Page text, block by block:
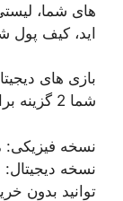
های شما،
اید، کیف پول
بازی های
شما 2 گزینه برای خرید هر بازی دارید:
نسخه فیزیکی:
نسخه
توانید بدون